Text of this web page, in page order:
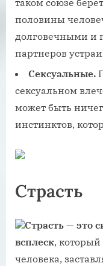
половины
долговечными и
партнеров
Сексуальные.
сексуальном
может быть
инстинктов,
Страсть
Страсть — это
всплеск,
человека,